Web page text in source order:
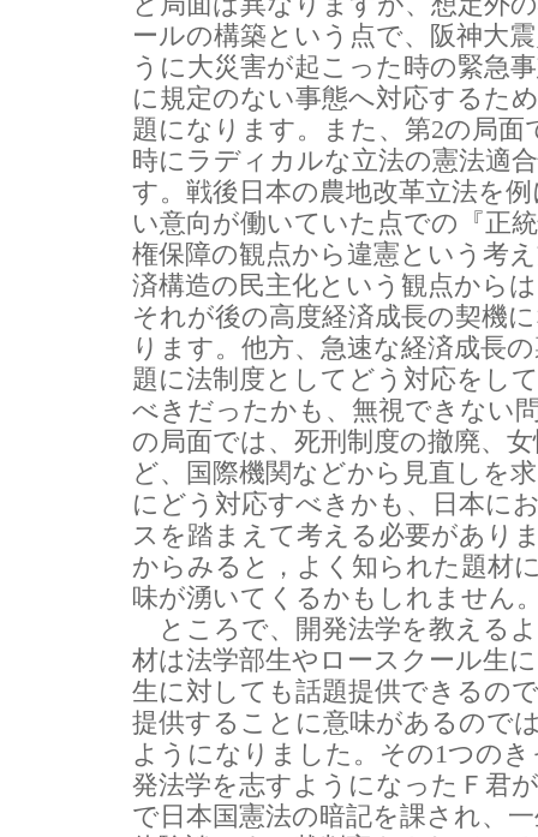
ールの構築という点で、阪神大
うに大災害が起こった時の緊急
に規定のない事態へ対応するた
題になります。また、第2の局面
時にラディカルな立法の憲法適
す。戦後日本の農地改革立法を
い意向が働いていた点での『正
権保障の観点から違憲という考
済構造の民主化という観点から
それが後の高度経済成長の契機
ります。他方、急速な経済成長
題に法制度としてどう対応をし
べきだったかも、無視できない
の局面では、死刑制度の撤廃、
ど、国際機関などから見直しを
にどう対応すべきかも、日本に
スを踏まえて考える必要があり
からみると，よく知られた題材
味が湧いてくるかもしれません
ところで、開発法学を教える
材は法学部生やロースクール生
生に対しても話題提供できるの
提供することに意味があるので
ようになりました。その1つの
発法学を志すようになったＦ君
で日本国憲法の暗記を課され、